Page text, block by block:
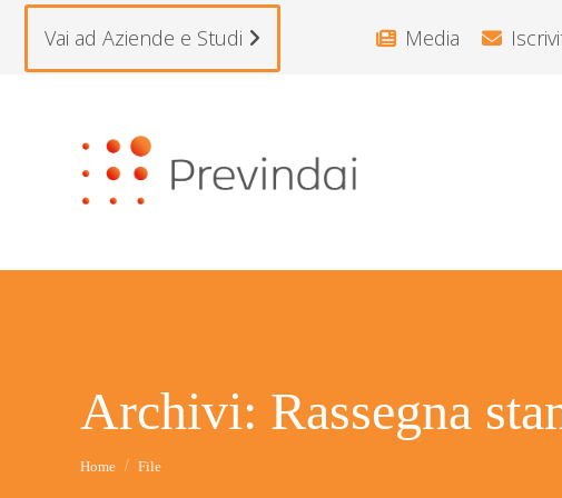
Vai ad Aziende e Studi Media
Archivi: Rassegna
Tu sei qui:
Home File